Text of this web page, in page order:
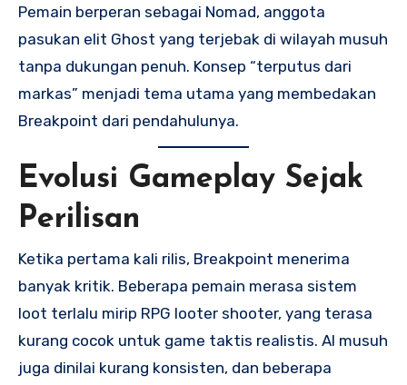
Pemain berperan sebagai Nomad, anggota
pasukan elit Ghost yang terjebak di wilayah musuh
tanpa dukungan penuh. Konsep “terputus dari
markas” menjadi tema utama yang membedakan
Breakpoint dari pendahulunya.
Evolusi Gameplay Sejak
Perilisan
Ketika pertama kali rilis, Breakpoint menerima
banyak kritik. Beberapa pemain merasa sistem
loot terlalu mirip RPG looter shooter, yang terasa
kurang cocok untuk game taktis realistis. AI musuh
juga dinilai kurang konsisten, dan beberapa